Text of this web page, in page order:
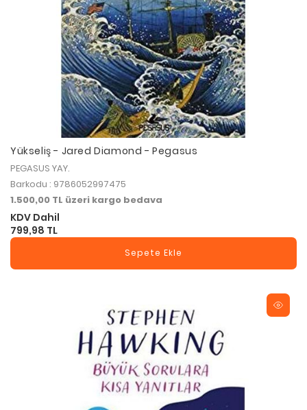
Yükseliş - Jared Diamond - Pegasus
PEGASUS YAY.
Barkodu : 9786052997475
1.500,00 TL üzeri kargo bedava
KDV Dahil
799,98 TL
Sepete Ekle